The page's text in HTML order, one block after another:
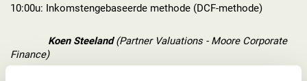
10:00u: Inkomstengebaseerde methode (DCF-methode)
Koen Steeland(Partner Valuations - Moore Corporate
Finance)